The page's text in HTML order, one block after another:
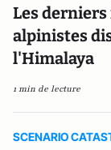
Les
alpinistes
l'Himalaya
1 min de lecture
SCENARIO